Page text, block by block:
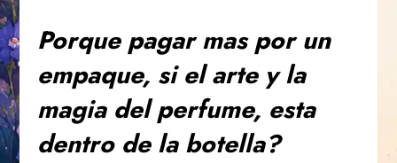
Porque pagar mas por un
empaque, si el arte y la
magia del perfume, esta
dentro de la botella?